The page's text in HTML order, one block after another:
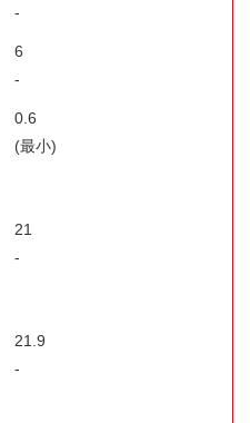
-
6
-
0.6
(最小)
21
-
21.9
-